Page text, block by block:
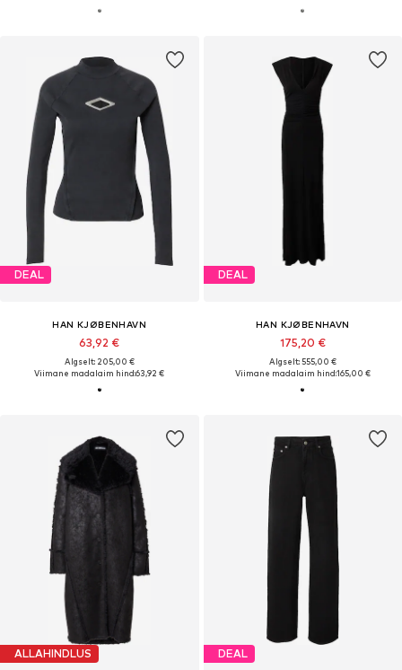
DEAL
HAN KJØBENHAVN
63,92 €
Algselt: 205,00 €
Viimane madalaim hind:63,92 €
DEAL
HAN KJØBENHAVN
175,20 €
Algselt: 555,00 €
Viimane madalaim hind:165,00 €
ALLAHINDLUS DEAL